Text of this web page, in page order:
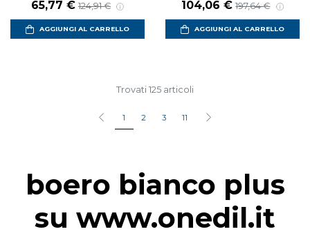
Prezzo scontato
65,77 € Prezzo di listino
124,91 €
AGGIUNGI AL CARRELLO
Prezzo scontato
104,06 € Prezzo di
197,64 €
AGGIUNGI AL CARRELLO
Trovati 125 articoli
1 2 3 11
boero bianco plus
su www.onedil.it